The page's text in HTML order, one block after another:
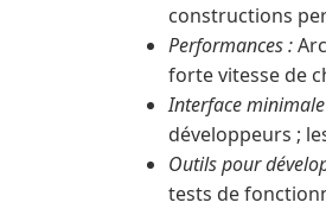
constructions
Performances :
forte vitesse de
Interface
développeurs ;
Outils pour
tests de